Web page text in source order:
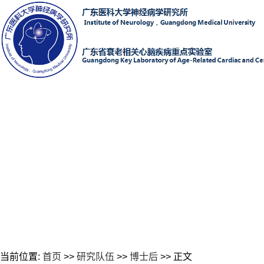
当前位置: 首页 >> 研究队伍 >> 博士后 >> 正文